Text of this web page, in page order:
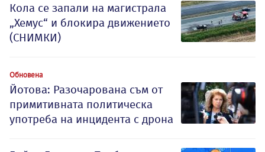
Кола се запали на магистрала
„Хемус“ и блокира движението
(СНИМКИ)
Обновена
Йотова: Разочарована съм от
примитивната политическа
употреба на инцидента с дрона